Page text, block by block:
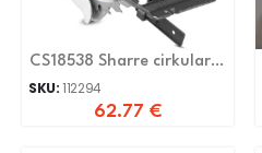
CS18538 Sharre cirkular
1400W 185mm
SKU:112294
62.77 €